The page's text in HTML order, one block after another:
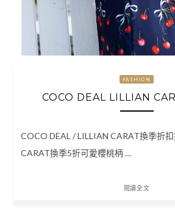
FASHION
COCO DEAL LILLIAN
COCO DEAL / LILLIAN CARAT換季折
CARAT換季5折可愛櫻桃柄 …
閱讀全文